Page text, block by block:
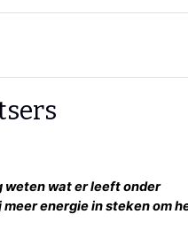
Ligfietsen 2026
Oliebollentocht
weten wat er leeft onder
energie in steken om